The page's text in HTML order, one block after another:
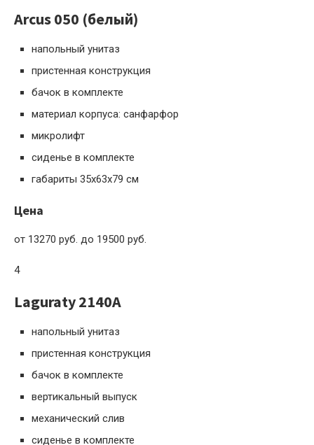
Arcus 050 (белый)
напольный унитаз
пристенная конструкция
бачок в комплекте
материал корпуса: санфарфор
микролифт
сиденье в комплекте
габариты 35x63x79 см
Цена
от 13270 руб. до 19500 руб.
4
Laguraty 2140A
напольный унитаз
пристенная конструкция
бачок в комплекте
вертикальный выпуск
механический слив
сиденье в комплекте